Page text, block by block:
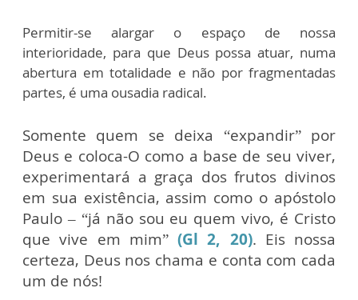
Permitir-se alargar o espaço de nossa
interioridade, para que Deus possa atuar, numa
abertura em totalidade e não por fragmentadas
partes, é uma ousadia radical.
Somente quem se deixa “expandir” por
Deus e coloca-O como a base de seu viver,
experimentará a graça dos frutos divinos
em sua existência, assim como o apóstolo
Paulo – “já não sou eu quem vivo, é Cristo
que vive em mim”(Gl 2, 20). Eis nossa
certeza, Deus nos chama e conta com cada
um de nós!